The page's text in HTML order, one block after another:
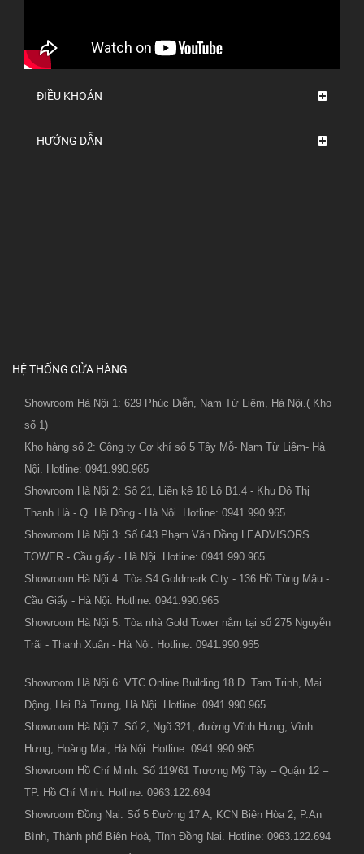
ĐIỀU KHOẢN
HƯỚNG DẪN
HỆ THỐNG CỬA HÀNG
Showroom Hà Nội 1: 629 Phúc Diễn, Nam Từ Liêm, Hà Nội.( Kho
số 1)
Kho hàng số 2: Công ty Cơ khí số 5 Tây Mỗ- Nam Từ Liêm- Hà
Nội. Hotline: 0941.990.965
Showroom Hà Nội 2: Số 21, Liền kề 18 Lô B1.4 - Khu Đô Thị
Thanh Hà - Q. Hà Đông - Hà Nội. Hotline: 0941.990.965
Showroom Hà Nội 3: Số 643 Phạm Văn Đồng LEADVISORS
TOWER - Cầu giấy - Hà Nội. Hotline: 0941.990.965
Showroom Hà Nội 4: Tòa S4 Goldmark City - 136 Hồ Tùng Mậu -
Cầu Giấy - Hà Nội. Hotline: 0941.990.965
Showroom Hà Nội 5: Tòa nhà Gold Tower nằm tại số 275 Nguyễn
Trãi - Thanh Xuân - Hà Nội. Hotline: 0941.990.965
Showroom Hà Nội 6: VTC Online Building 18 Đ. Tam Trinh, Mai
Động, Hai Bà Trưng, Hà Nội. Hotline: 0941.990.965
Showroom Hà Nội 7: Số 2, Ngõ 321, đường Vĩnh Hưng, Vĩnh
Hưng, Hoàng Mai, Hà Nội. Hotline: 0941.990.965
Showroom Hồ Chí Minh: Số 119/61 Trương Mỹ Tây – Quận 12 –
TP. Hồ Chí Minh. Hotline: 0963.122.694
Showroom Đồng Nai: Số 5 Đường 17 A, KCN Biên Hòa 2, P.An
Bình, Thành phố Biên Hoà, Tỉnh Đồng Nai. Hotline: 0963.122.694